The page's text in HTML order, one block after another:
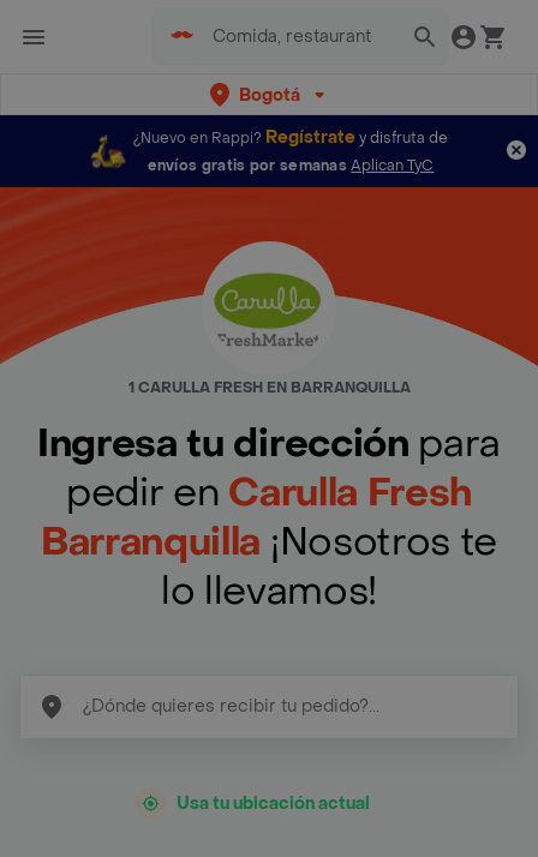
Bogotá
¿Nuevo en Rappi? Regístratey disfruta de
envíos gratis por semanas Aplican TyC
1 CARULLA FRESH EN BARRANQUILLA
Ingresa tu dirección para
pedir en Carulla Fresh
Barranquilla ¡Nosotros te
lo llevamos!
Usa tu ubicación actual